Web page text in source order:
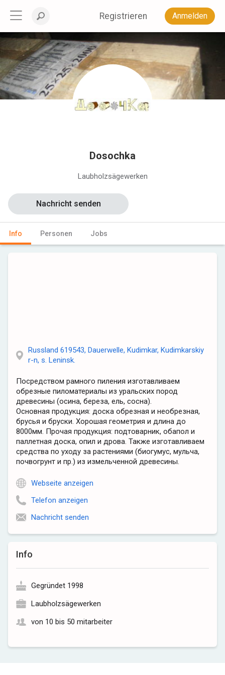
Registrieren Anmelden
Dosochka
Laubholzsägewerken
Info Personen Jobs
Nachricht senden
Info
Gegründet 1998
Laubholzsägewerken
von 10 bis 50 mitarbeiter
Russland 619543, Dauerwelle, Kudimkar, Kudimkarskiy
r-n, s. Leninsk.
Посредством рамного пиления изготавливаем
обрезные пиломатериалы из уральских пород
древесины (осина, береза, ель, сосна).
Основная продукция: доска обрезная и необрезная,
брусья и бруски. Хорошая геометрия и длина до
8000мм. Прочая продукция: подтоварник, обапол и
паллетная доска, опил и дрова. Также изготавливаем
средства по уходу за растениями (биогумус, мульча,
почвогрунт и пр.) из измельченной древесины.
Webseite anzeigen
Telefon anzeigen
Nachricht senden